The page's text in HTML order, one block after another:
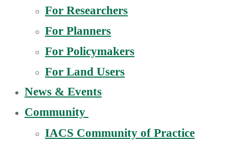
For Researchers
For Planners
For Policymakers
For Land Users
News & Events
Community
IACS Community of Practice